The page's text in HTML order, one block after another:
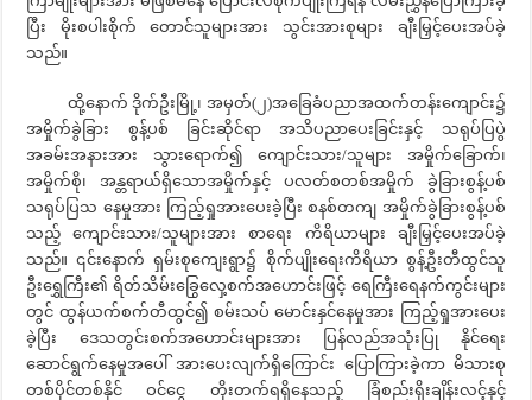
ပြီး မိုးစပါးစိုက် တောင်သူများအား သွင်းအားစုများ ချီးမြှင့်ပေးအပ်ခဲ့
သည်။
ထို့နောက် ဒိုက်ဦးမြို့၊ အမှတ်(၂)အခြေခံပညာအထက်တန်းကျောင်း၌
အမှိုက်ခွဲခြား စွန့်ပစ် ခြင်းဆိုင်ရာ အသိပညာပေးခြင်းနှင့် သရုပ်ပြပွဲ
အခမ်းအနားအား သွားရောက်၍ ကျောင်းသား/သူများ အမှိုက်ခြောက်၊
အမှိုက်စို၊ အန္တရာယ်ရှိသောအမှိုက်နှင့် ပလတ်စတစ်အမှိုက် ခွဲခြားစွန့်ပစ်
သရုပ်ပြသ နေမှုအား ကြည့်ရှုအားပေးခဲ့ပြီး စနစ်တကျ အမှိုက်ခွဲခြားစွန့်ပစ်
သည့် ကျောင်းသား/သူများအား စာရေး ကိရိယာများ ချီးမြှင့်ပေးအပ်ခဲ့
သည်။ ၎င်းနောက် ရှမ်းစုကျေးရွာ၌ စိုက်ပျိုးရေးကိရိယာ စွန့်ဦးတီထွင်သူ
ဦးရွှေကြီး၏ ရိတ်သိမ်းခြွေလှေ့စက်အဟောင်းဖြင့် ရေကြီးရေနက်ကွင်းများ
တွင် ထွန်ယက်စက်တီထွင်၍ စမ်းသပ် မောင်းနှင်နေမှုအား ကြည့်ရှုအားပေး
ခဲ့ပြီး ဒေသတွင်းစက်အဟောင်းများအား ပြန်လည်အသုံးပြု နိုင်ရေး
ဆောင်ရွက်နေမှုအပေါ် အားပေးလျက်ရှိကြောင်း ပြောကြားခဲ့ကာ မိသားစု
တစ်ပိုင်တစ်နိုင် ဝင်ငွေ တိုးတက်ရရှိနေသည့် ခြံစည်းရိုးချိန်းလင့်နှင့်